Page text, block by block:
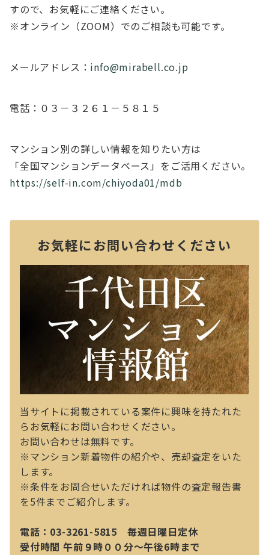
すので、お気軽にご連絡ください。
※オンライン（ZOOM）でのご相談も可能です。
メールアドレス： info@mirabell.co.jp
電話：０３－３２６１－５８１５
マンション別の詳しい情報を知りたい方は
「全国マンションデータベース」をご活用ください。
https://self-in.com/chiyoda01/mdb
お気軽にお問い合わせください
当サイトに掲載されている案件に興味を持たれた
らお気軽にお問い合わせください。
お問い合わせは無料です。
※マンション新着物件の紹介や、売却査定をいた
します。
※条件をお問合せいただければ物件の査定報告書
を5件までご紹介します。
電話：03-3261-5815 毎週日曜日定休
受付時間 午前９時００分～午後6時まで